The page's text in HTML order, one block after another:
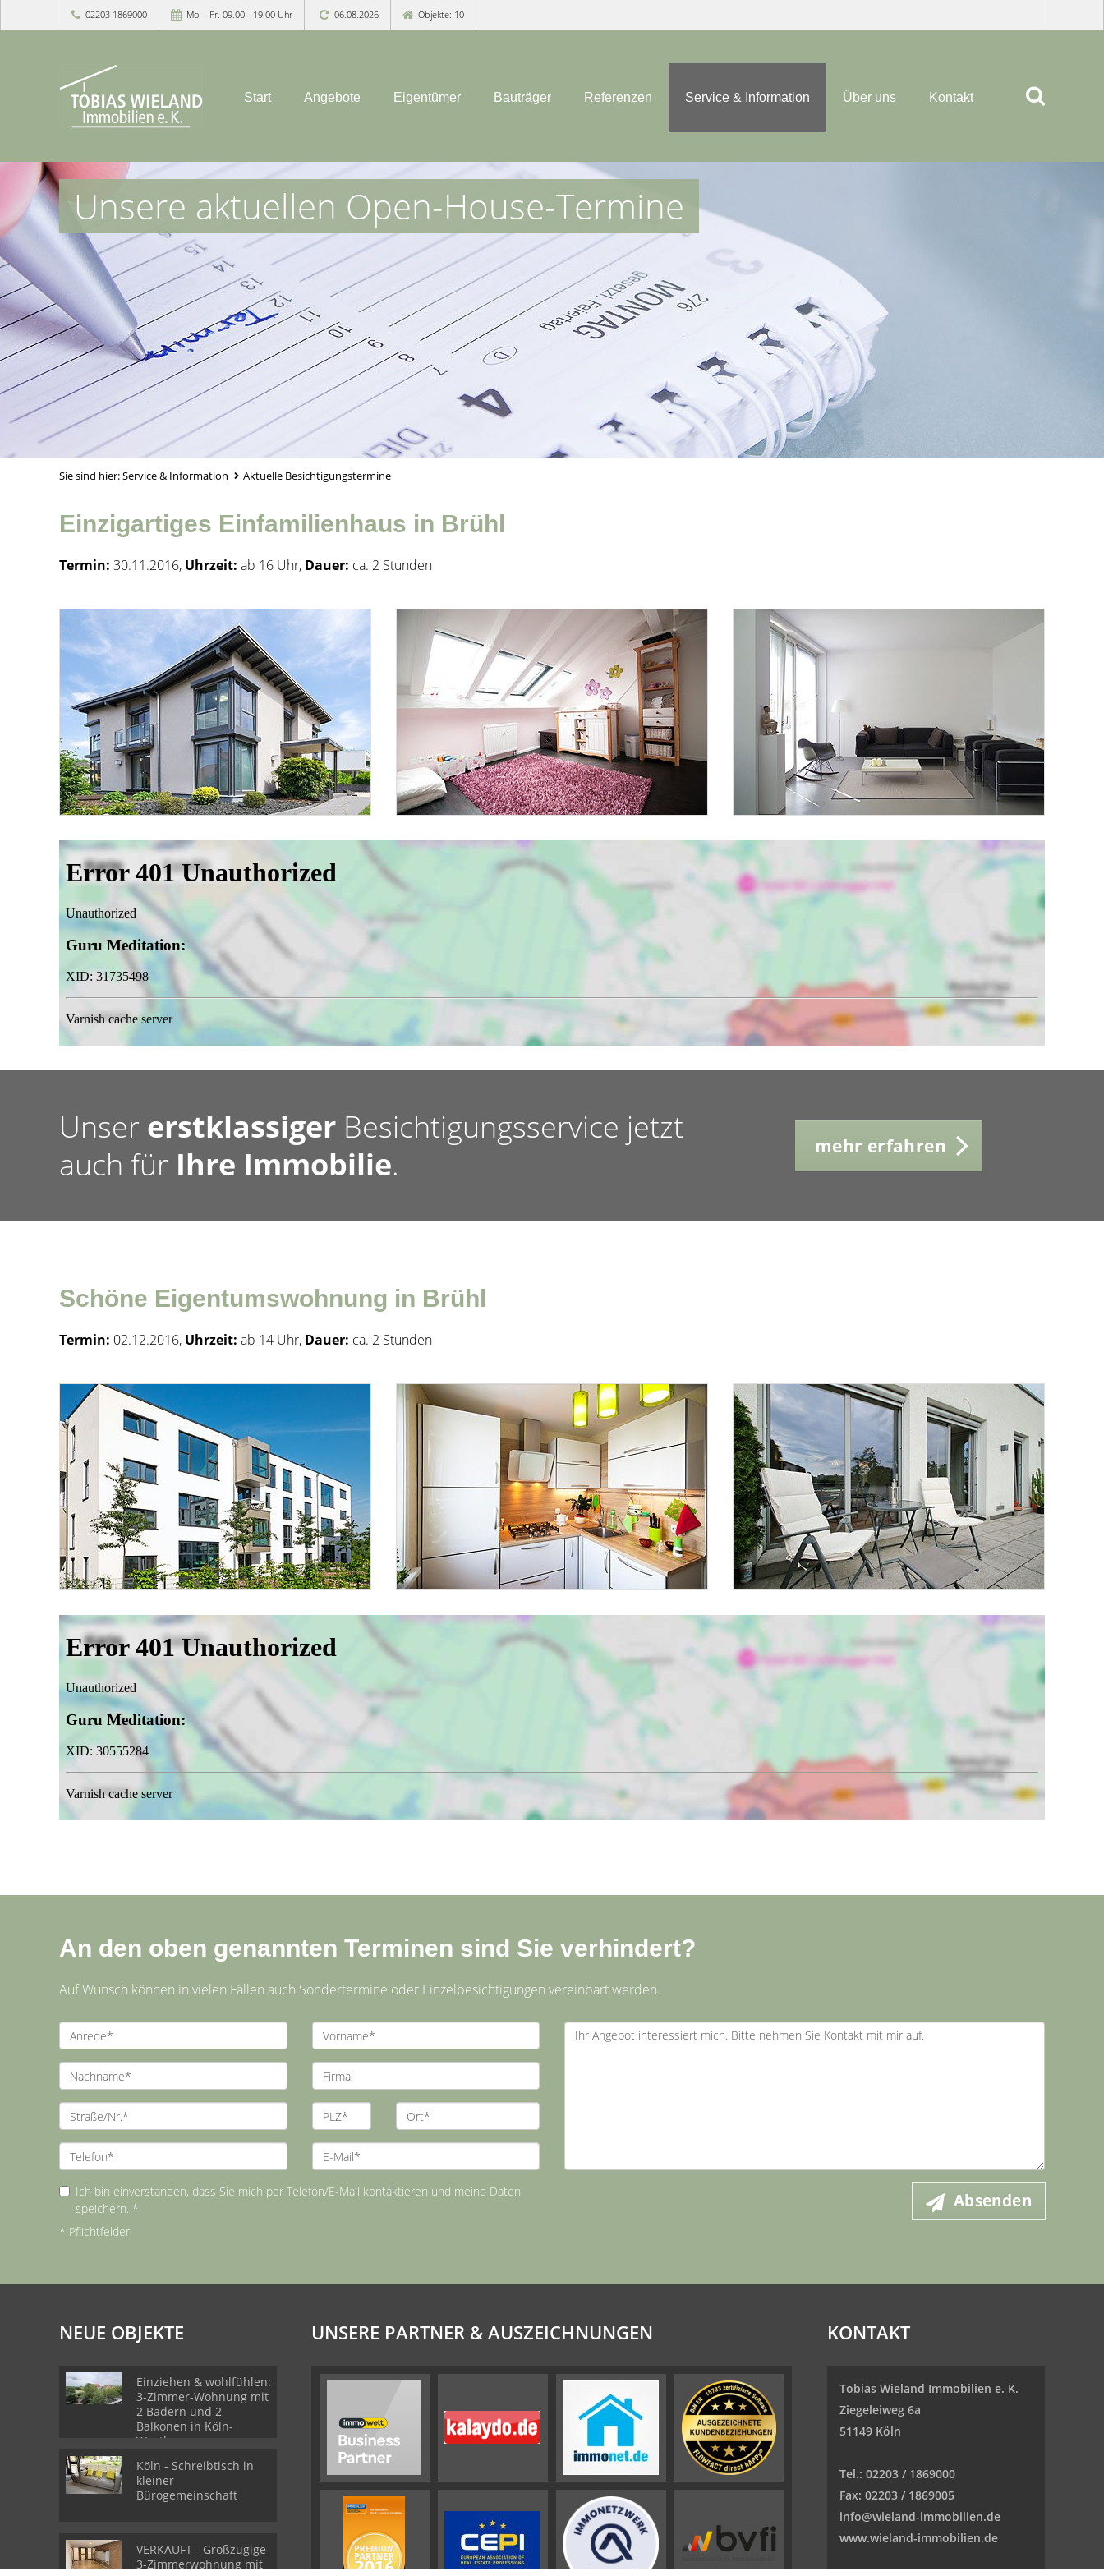
02203 1869000 Mo. - Fr. 09.00 - 19.00 Uhr 06.08.2026 Objekte: 10
Start Angebote Eigentümer Bauträger Referenzen Service & Information Über uns Kontakt
Unsere aktuellen Open-House-Termine
Sie sind hier:Service & Information Aktuelle Besichtigungstermine
Einzigartiges Einfamilienhaus in Brühl
Termin: 30.11.2016, Uhrzeit: ab 16 Uhr, Dauer: ca. 2 Stunden
Unser erstklassiger Besichtigungsservice jetzt
auch für Ihre Immobilie. mehr erfahren
Schöne Eigentumswohnung in Brühl
Termin: 02.12.2016, Uhrzeit: ab 14 Uhr, Dauer: ca. 2 Stunden
An den oben genannten Terminen sind Sie verhindert?
Auf Wunsch können in vielen Fällen auch Sondertermine oder Einzelbesichtigungen vereinbart werden.
Ich bin einverstanden, dass Sie mich per Telefon/E-Mail kontaktieren und meine Daten
speichern. *
* Pflichtfelder
Absenden
NEUE OBJEKTE
Einziehen & wohlfühlen:
3-Zimmer-Wohnung mit
2 Bädern und 2
Balkonen in Köln-
Westhoven
Köln - Schreibtisch in
kleiner
Bürogemeinschaft
VERKAUFT - Großzügige
3-Zimmerwohnung mit
UNSERE PARTNER & AUSZEICHNUNGEN KONTAKT
Tobias Wieland Immobilien e. K.
Ziegeleiweg 6a
51149 Köln
Tel.: 02203 / 1869000
Fax: 02203 / 1869005
info@wieland-immobilien.de
www.wieland-immobilien.de